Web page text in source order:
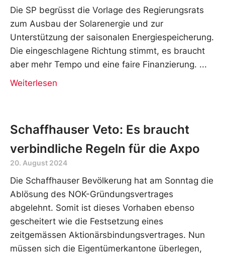
Die SP begrüsst die Vorlage des Regierungsrats
zum Ausbau der Solarenergie und zur
Unterstützung der saisonalen Energiespeicherung.
Die eingeschlagene Richtung stimmt, es braucht
aber mehr Tempo und eine faire Finanzierung.
Weiterlesen
Schaffhauser Veto: Es braucht
verbindliche Regeln für die Axpo
20. August 2024
Die Schaffhauser Bevölkerung hat am Sonntag die
Ablösung des NOK-Gründungsvertrages
abgelehnt. Somit ist dieses Vorhaben ebenso
gescheitert wie die Festsetzung eines
zeitgemässen Aktionärsbindungsvertrages. Nun
müssen sich die Eigentümerkantone überlegen,